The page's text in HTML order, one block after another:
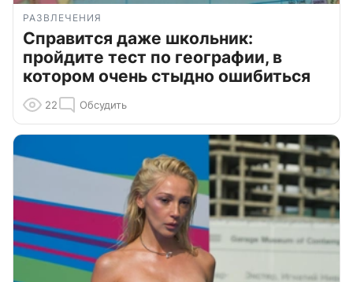
РАЗВЛЕЧЕНИЯ
Справится даже школьник:
пройдите тест по географии, в
котором очень стыдно ошибиться
22 Обсудить